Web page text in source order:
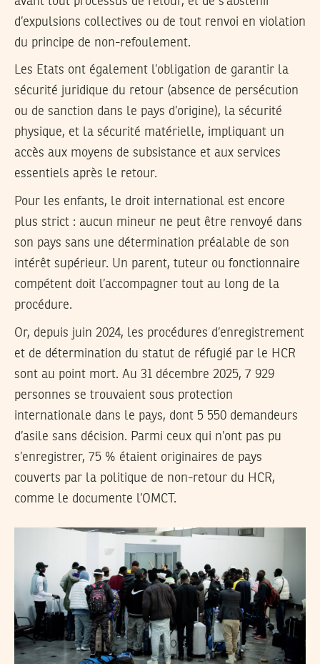
d’expulsions collectives ou de tout renvoi en violation
du principe de non-refoulement.
Les Etats ont également l’obligation de garantir la
sécurité juridique du retour (absence de persécution
ou de sanction dans le pays d’origine), la sécurité
physique, et la sécurité matérielle, impliquant un
accès aux moyens de subsistance et aux services
essentiels après le retour.
Pour les enfants, le droit international est encore
plus strict : aucun mineur ne peut être renvoyé dans
son pays sans une détermination préalable de son
intérêt supérieur. Un parent, tuteur ou fonctionnaire
compétent doit l’accompagner tout au long de la
procédure.
Or, depuis juin 2024, les procédures d’enregistrement
et de détermination du statut de réfugié par le HCR
sont au point mort. Au 31 décembre 2025, 7 929
personnes se trouvaient sous protection
internationale dans le pays, dont 5 550 demandeurs
d’asile sans décision. Parmi ceux qui n’ont pas pu
s’enregistrer, 75 % étaient originaires de pays
couverts par la politique de non-retour du HCR,
comme le documente l’OMCT.